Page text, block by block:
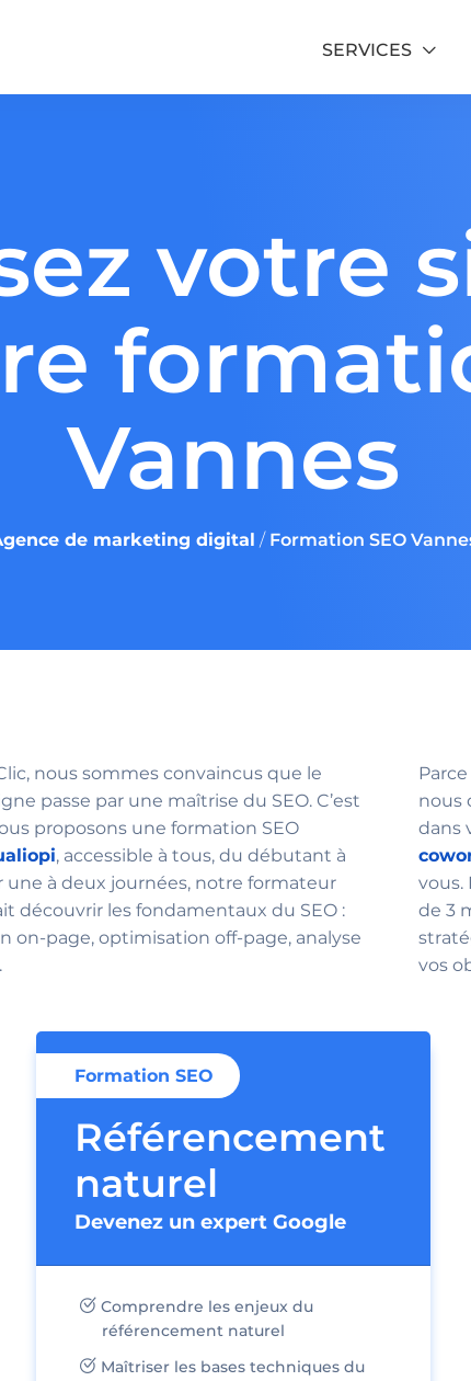
SERVICES
Formation SEOvotre
Vannes
de marketing digital / Formation SEO
nous sommes convaincus que le
passe par une maîtrise du SEO. C’est
proposons une formation SEO
, accessible à tous, du débutant à
une à deux journées, notre formateur
découvrir les fondamentaux du SEO :
on-page, optimisation off-page, analyse
nous
dans
vous.
de 3
vos
Formation SEO
Référencement
naturel
Devenez un expert Google
Comprendre les enjeux du
référencement naturel
Maîtriser les bases techniques du